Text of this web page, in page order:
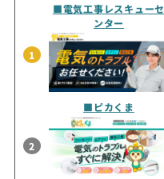
1
■電気工事レスキューセ
ンター
2
■ピカくま